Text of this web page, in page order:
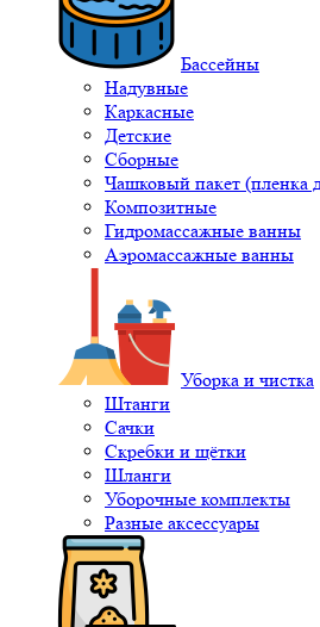
Бассейны
Надувные
Каркасные
Детские
Сборные
Чашковый пакет (пленка
Композитные
Гидромассажные ванны
Аэромассажные ванны
Уборка и чистка
Штанги
Сачки
Скребки и щётки
Шланги
Уборочные комплекты
Разные аксессуары